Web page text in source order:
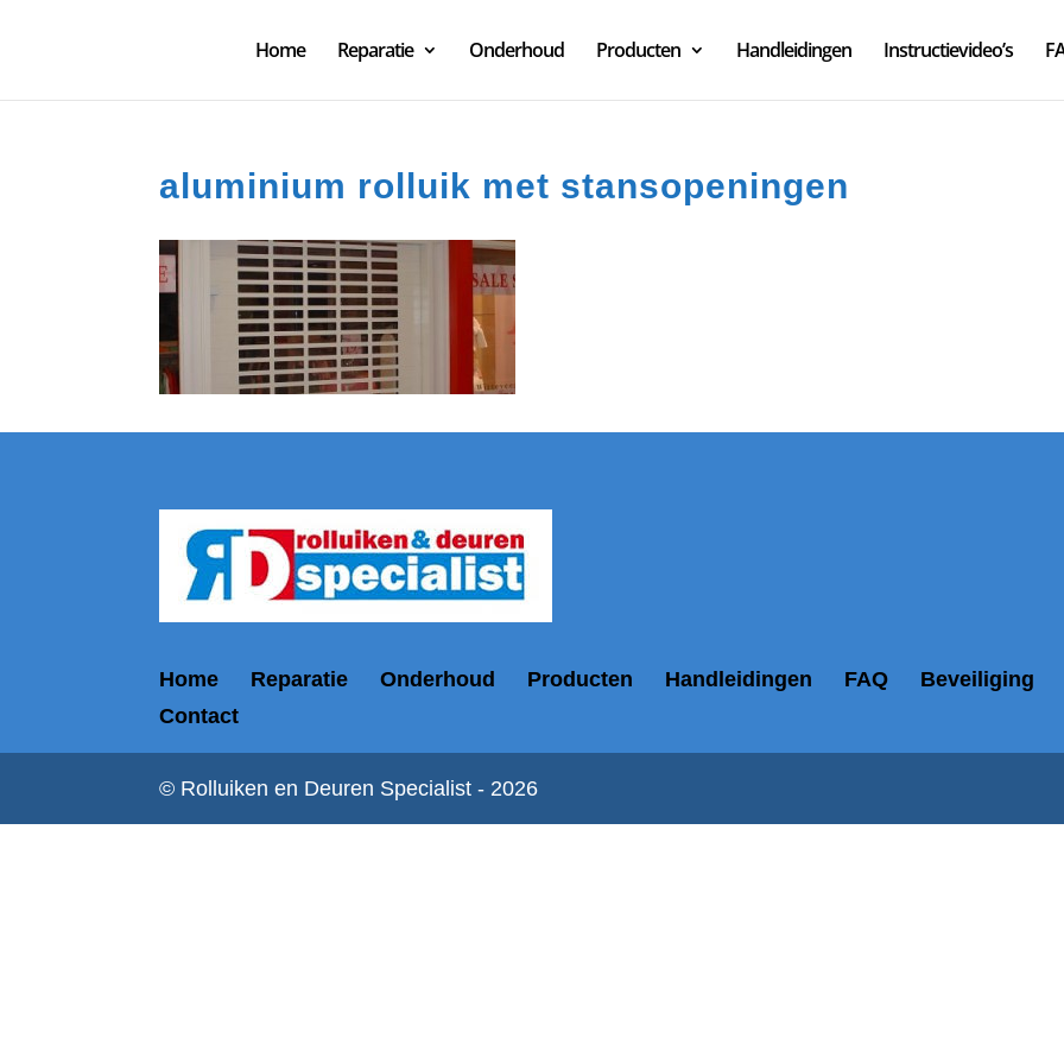
Home Reparatie Onderhoud Producten Handleidingen Instructievideo’s
aluminium rolluik met stansopeningen
Home Reparatie Onderhoud Producten Handleidingen FAQ Beveiliging
Contact
© Rolluiken en Deuren Specialist - 2026